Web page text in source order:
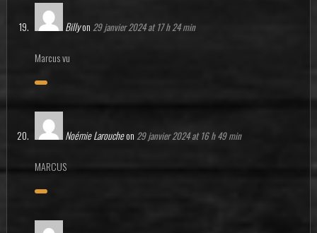
Billyon 29 janvier 2024 at 17 h 24 min
Marcus vu
Noémie Laroucheon 29 janvier 2024 at 16 h 49 min
MARCUS